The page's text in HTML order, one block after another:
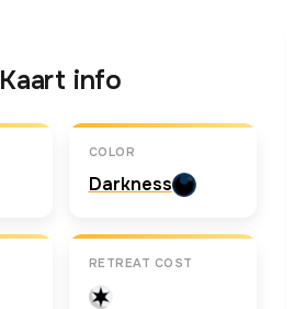
Kaart info
COLOR
Darkness
RETREAT COST